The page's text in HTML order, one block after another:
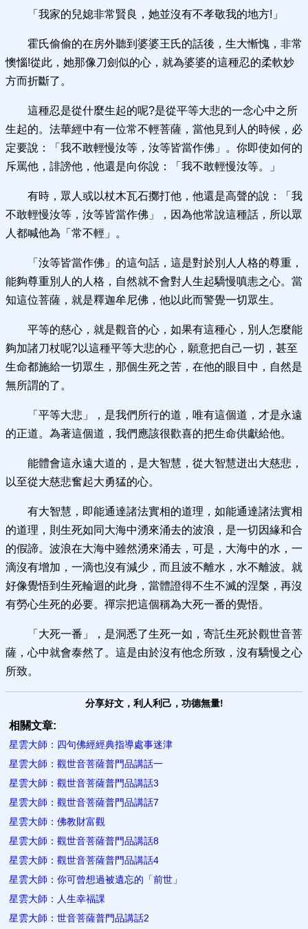
「我家的兒媳非常賢良，她並沒有不孝敬我的地方!」
霍氏偷偷的在房外聽到婆婆王氏的話後，生大慚愧，非常
懊惱!從此，她那像刀劍似的心，就為婆婆的這種忍的柔軟妙
方而折斷了。
這種忍是從什麼生起的呢?是從平等大悲的一念心中之所
生起的。法華經中有一位常不輕菩薩，當他見到人的時候，必
定要說：「我不敢輕慢汝等，汝等皆當作佛」。你即使如何的
斥罵他，誹謗他，他還是向你說：「我不敢輕慢汝等。」
有時，眾人或以杖木瓦石擲打他，他還是高聲的說：「我
不敢輕慢汝等，汝等皆當作佛」，因為他常說這種話，所以眾
人都喊他為「常不輕」。
「汝等皆當作佛」的這句話，這是對於別人人格的尊重，
能夠尊重別人的人格，自然就不會對人生起驕慢嗔恚之心。當
知這位菩薩，就是釋迦牟尼佛，他以此而警覺一切眾生。
平等的慈心，就是觀音的心，如果有這種心，別人怎麼能
夠加諸刀杖呢?以這種平等大悲的心，願意把自己一切，甚至
生命都施給一切眾生，那個生死之苦，在他的眼目中，自然是
無所謂的了。
「平等大悲」，是我們所行的道，唯有這個道，才是永遠
的正道。為著這個道，我們應該很歡喜的把生命供獻給他。
能體會這永遠大道的，是大智慧，從大智慧迸出大慈悲，
以至從大慈悲奮起大勇猛的心。
有大智慧，即能通達諸法實相的道理，如能通達諸法實相
的道理，則生死如同大海中湧來涌去的波浪，是一切因緣和合
的假諦。波浪在大海中雖然湧來涌去，可是，大海中的水，一
滴沒有增加，一滴也沒有減少，而且波不離水，水不離波。就
好像覺悟到生死輪迴的此身，當體證得不生不滅的涅槃，再沒
有勞心生死的必要。禪宗把這個稱為大死一番的覺悟。
「大死一番」，是洞悉了生死一如，寄託生死於觀世音菩
薩，心中就會泰然了。這是由於沒有他念所致，沒有驕慢之心
所致。
分享好文，利人利己，功德無量!
相關文章:
星雲大師：四句佛經經典指導處事迷津
星雲大師：觀世音菩薩普門品講話一
星雲大師：觀世音菩薩普門品講話3
星雲大師：觀世音菩薩普門品講話7
星雲大師：佛教財富觀
星雲大師：觀世音菩薩普門品講話8
星雲大師：觀世音菩薩普門品講話4
星雲大師：你可曾想過​被遺忘的「前世」
星雲大師：人生幸福​課
星雲大師：世音菩薩普門品講話2